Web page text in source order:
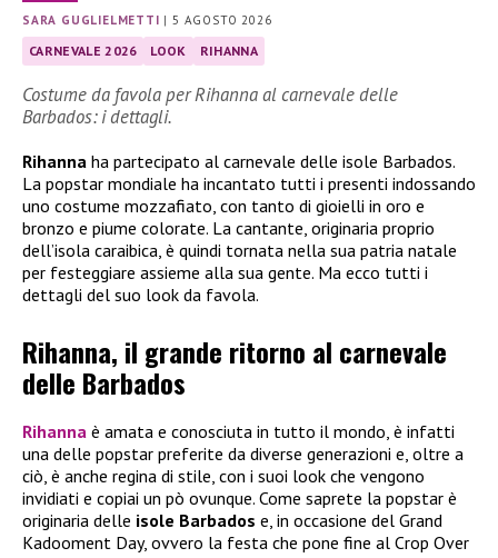
SARA GUGLIELMETTI | 5 AGOSTO 2026
CARNEVALE 2026 LOOK RIHANNA
Costume da favola per Rihanna al carnevale delle
Barbados: i dettagli.
Rihanna ha partecipato al carnevale delle isole Barbados.
La popstar mondiale ha incantato tutti i presenti indossando
uno costume mozzafiato, con tanto di gioielli in oro e
bronzo e piume colorate. La cantante, originaria proprio
dell’isola caraibica, è quindi tornata nella sua patria natale
per festeggiare assieme alla sua gente. Ma ecco tutti i
dettagli del suo look da favola.
Rihanna, il grande ritorno al carnevale
delle Barbados
Rihanna è amata e conosciuta in tutto il mondo, è infatti
una delle popstar preferite da diverse generazioni e, oltre a
ciò, è anche regina di stile, con i suoi look che vengono
invidiati e copiai un pò ovunque. Come saprete la popstar è
originaria delle isole Barbados e, in occasione del Grand
Kadooment Day, ovvero la festa che pone fine al Crop Over